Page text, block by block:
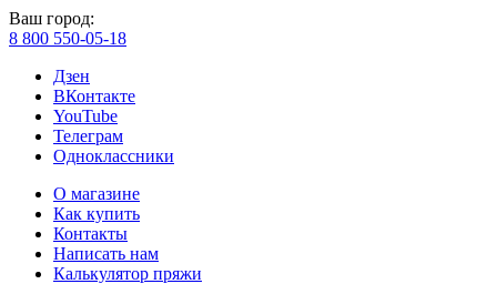
Ваш город:
8 800 550-05-18
Дзен
ВКонтакте
YouTube
Телеграм
Одноклассники
О магазине
Как купить
Контакты
Написать нам
Калькулятор пряжи